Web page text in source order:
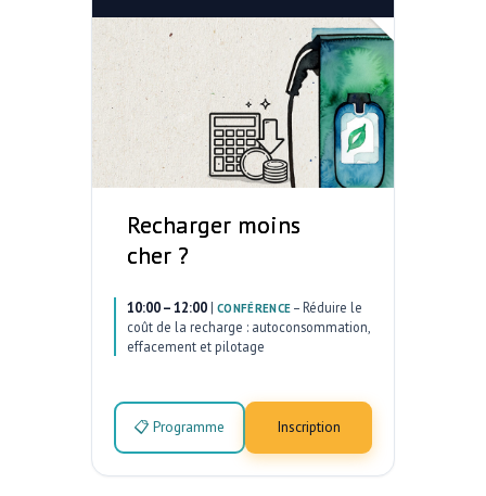
Recharger moins
cher ?
10:00 – 12:00 | CONFÉRENCE – Réduire le
coût de la recharge : autoconsommation,
effacement et pilotage
📋 Programme Inscription